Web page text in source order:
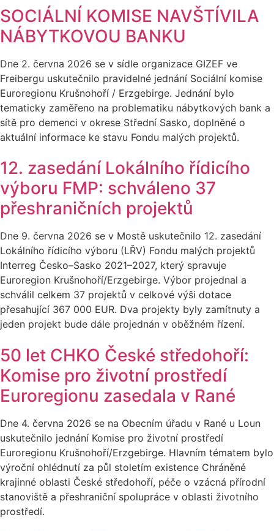
SOCIÁLNÍ KOMISE NAVŠTÍVILA
NÁBYTKOVOU BANKU
Dne 2. června 2026 se v sídle organizace GIZEF ve
Freibergu uskutečnilo pravidelné jednání Sociální komise
Euroregionu Krušnohoří / Erzgebirge. Jednání bylo
tematicky zaměřeno na problematiku nábytkových bank a
sítě pro demenci v okrese Střední Sasko, doplněné o
aktuální informace ke stavu Fondu malých projektů.
12. zasedání Lokálního řídicího
výboru FMP: schváleno 37
přeshraničních projektů
Dne 9. června 2026 se v Mostě uskutečnilo 12. zasedání
Lokálního řídicího výboru (LŘV) Fondu malých projektů
Interreg Česko–Sasko 2021–2027, který spravuje
Euroregion Krušnohoří/Erzgebirge. Výbor projednal a
schválil celkem 37 projektů v celkové výši dotace
přesahující 367 000 EUR. Dva projekty byly zamítnuty a
jeden projekt bude dále projednán v oběžném řízení.
50 let CHKO České středohoří:
Komise pro životní prostředí
Euroregionu zasedala v Rané
Dne 4. června 2026 se na Obecním úřadu v Rané u Loun
uskutečnilo jednání Komise pro životní prostředí
Euroregionu Krušnohoří/Erzgebirge. Hlavním tématem bylo
výroční ohlédnutí za půl stoletím existence Chráněné
krajinné oblasti České středohoří, péče o vzácná přírodní
stanoviště a přeshraniční spolupráce v oblasti životního
prostředí.